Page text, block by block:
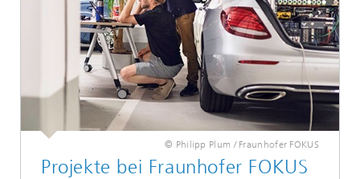
© Philipp Plum / Fraunhofer FOKUS
Projekte bei Fraunhofer FOKUS